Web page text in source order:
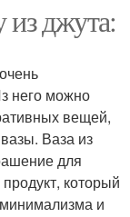
из джута:
него можно
вещей,
Ваза из
для
который
и